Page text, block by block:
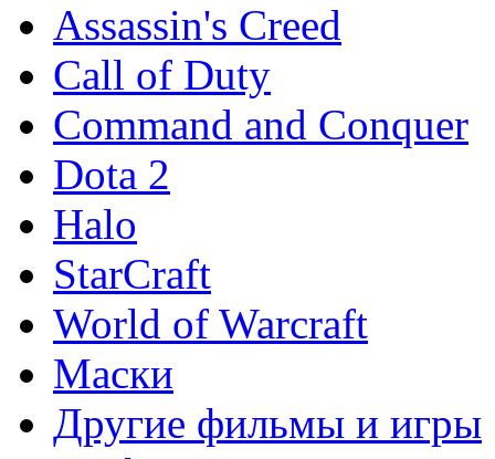
Assassin's Creed
Call of Duty
Command and Conquer
Dota 2
Halo
StarCraft
World of Warcraft
Маски
Другие фильмы и игры